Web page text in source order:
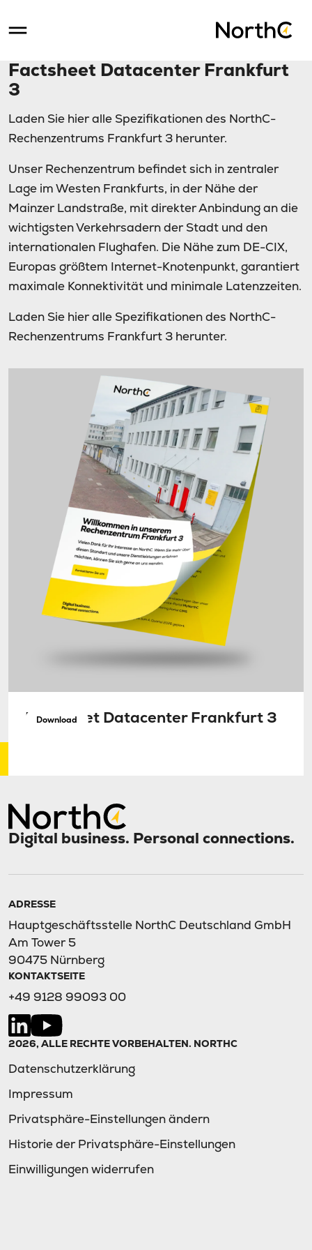
Factsheet Datacenter Frankfurt
3
Laden Sie hier alle Spezifikationen des NorthC-
Rechenzentrums Frankfurt 3 herunter.
Unser Rechenzentrum befindet sich in zentraler
Lage im Westen Frankfurts, in der Nähe der
Mainzer Landstraße, mit direkter Anbindung an die
wichtigsten Verkehrsadern der Stadt und den
internationalen Flughafen. Die Nähe zum DE-CIX,
Europas größtem Internet-Knotenpunkt, garantiert
maximale Konnektivität und minimale Latenzzeiten.
Laden Sie hier alle Spezifikationen des NorthC-
Rechenzentrums Frankfurt 3 herunter.
Download
Factsheet Datacenter Frankfurt 3
Digital business. Personal connections.
ADRESSE
Hauptgeschäftsstelle NorthC Deutschland GmbH
Am Tower 5
90475 Nürnberg
KONTAKTSEITE
+49 9128 99093 00
2026, ALLE RECHTE VORBEHALTEN. NORTHC
Datenschutzerklärung
Impressum
Privatsphäre-Einstellungen ändern
Historie der Privatsphäre-Einstellungen
Einwilligungen widerrufen